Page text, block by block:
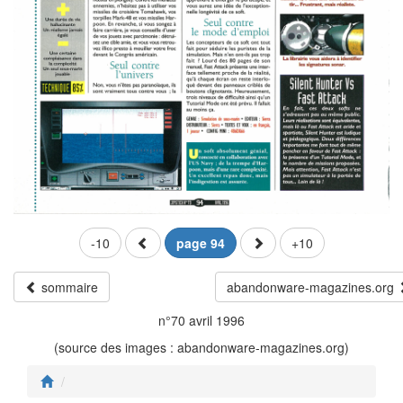
-10 page 94 +10
sommaire
abandonware-magazines.org
n°70 avril 1996
(source des images : abandonware-magazines.org)